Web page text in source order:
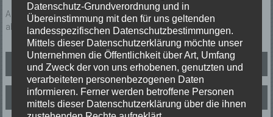
Aufgrund der Erkundung der FW Hofstetten konnte die Einsatzfahrt
abgebrochen werden.
Beitragsnavigation
B2 Brandmeldeanlage
TH2 Person in Not
Datenschutz-Grundverordnung und in
Übereinstimmung mit den für uns geltenden
landesspezifischen Datenschutzbestimmungen.
Mittels dieser Datenschutzerklärung möchte unser
Unternehmen die Öffentlichkeit über Art, Umfang
und Zweck der von uns erhobenen, genutzten und
verarbeiteten personenbezogenen Daten
informieren. Ferner werden betroffene Personen
mittels dieser Datenschutzerklärung über die ihnen